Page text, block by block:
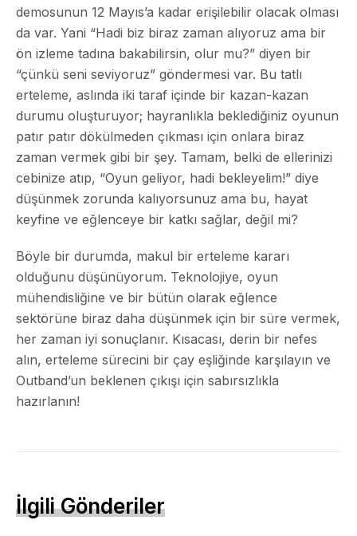
demosunun 12 Mayıs’a kadar erişilebilir olacak olması
da var. Yani “Hadi biz biraz zaman alıyoruz ama bir
ön izleme tadına bakabilirsin, olur mu?” diyen bir
“çünkü seni seviyoruz” göndermesi var. Bu tatlı
erteleme, aslında iki taraf içinde bir kazan-kazan
durumu oluşturuyor; hayranlıkla beklediğiniz oyunun
patır patır dökülmeden çıkması için onlara biraz
zaman vermek gibi bir şey. Tamam, belki de ellerinizi
cebinize atıp, “Oyun geliyor, hadi bekleyelim!” diye
düşünmek zorunda kalıyorsunuz ama bu, hayat
keyfine ve eğlenceye bir katkı sağlar, değil mi?
Böyle bir durumda, makul bir erteleme kararı
olduğunu düşünüyorum. Teknolojiye, oyun
mühendisliğine ve bir bütün olarak eğlence
sektörüne biraz daha düşünmek için bir süre vermek,
her zaman iyi sonuçlanır. Kısacası, derin bir nefes
alın, erteleme sürecini bir çay eşliğinde karşılayın ve
Outband’un beklenen çıkışı için sabırsızlıkla
hazırlanın!
İlgili Gönderiler